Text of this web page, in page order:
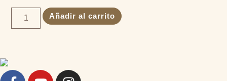
Añadir al carrito